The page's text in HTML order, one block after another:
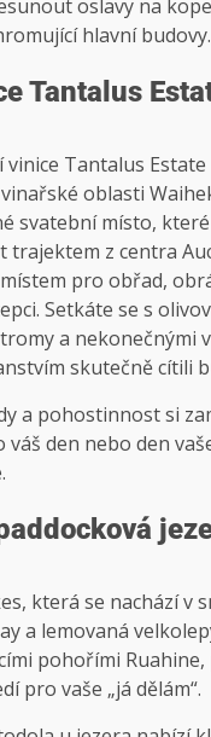
oslavy na
hlavní budovy.
Tantalus
vinice Tantalus
oblasti
svatební místo,
trajektem z centra
pro obřad,
Setkáte se s
a nekonečnými
skutečně cítili
a pohostinnost si
den nebo den
která se nachází v
a lemovaná
pohořími
pro vaše „já dělám“.